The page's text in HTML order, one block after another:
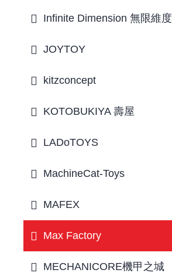
Infinite Dimension 無限維度
JOYTOY
kitzconcept
KOTOBUKIYA 壽屋
LADoTOYS
MachineCat-Toys
MAFEX
Max Factory
MECHANICORE機甲之城